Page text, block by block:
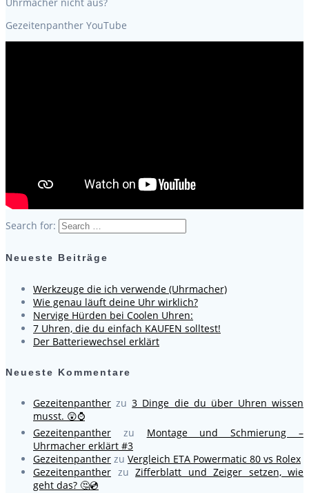
Gezeitenpanther YouTube
Search for:
Neueste Beiträge
Werkzeuge die ich verwende (Uhrmacher)
Wie genau läuft deine Uhr wirklich?
Nervige Hürden bei Coolen Uhren:
7 Uhren, die du einfach KAUFEN solltest!
Der Batteriewechsel erklärt
Neueste Kommentare
Gezeitenpanther zu3 Dinge die du über Uhren wissen
musst. 😲⌚
Gezeitenpanther zu Montage und Schmierung –
Uhrmacher erklärt #3
Gezeitenpanther zu Vergleich ETA Powermatic 80 vs Rolex
Gezeitenpanther zu Zifferblatt und Zeiger setzen, wie
geht das? 🤔💿